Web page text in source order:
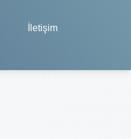
İletişim